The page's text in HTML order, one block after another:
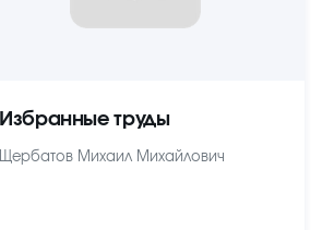
Избранные труды
Щербатов Михаил Михайлович